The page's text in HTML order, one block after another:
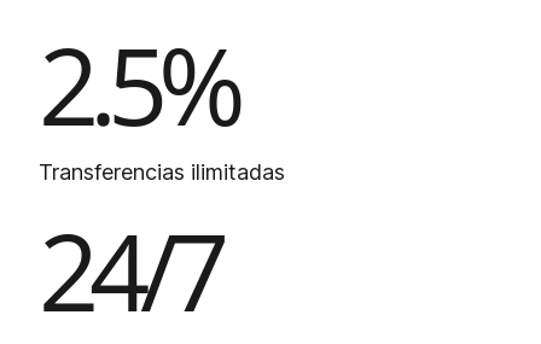
2.5%
Transferencias ilimitadas
24/7